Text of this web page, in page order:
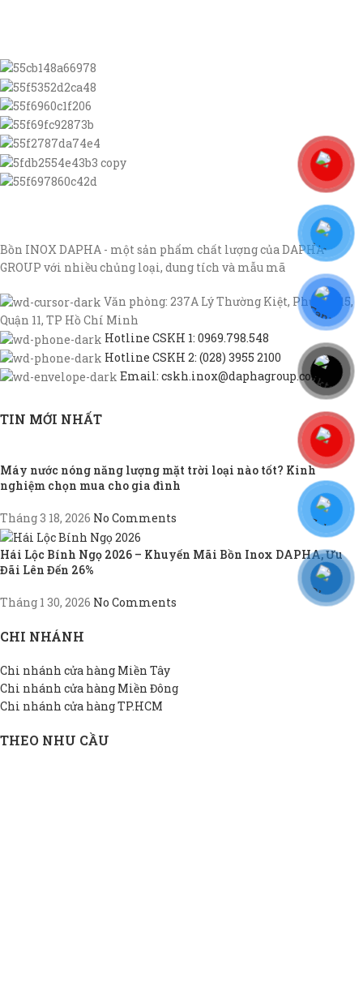
Bồn INOX DAPHA - một sản phẩm chất lượng của DAPHA
GROUP với nhiều chủng loại, dung tích và mẫu mã
Văn phòng: 237A Lý Thường Kiệt, Phường 15,
Quận 11, TP Hồ Chí Minh
Hotline CSKH 1: 0969.798.548
Hotline CSKH 2: (028) 3955 2100
Email: cskh.inox@daphagroup.com
TIN MỚI NHẤT
Máy nước nóng năng lượng mặt trời loại nào tốt? Kinh
nghiệm chọn mua cho gia đình
Tháng 3 18, 2026 No Comments
Hái Lộc Bính Ngọ 2026 – Khuyến Mãi Bồn Inox DAPHA, Ưu
Đãi Lên Đến 26%
Tháng 1 30, 2026 No Comments
CHI NHÁNH
Chi nhánh cửa hàng Miền Tây
Chi nhánh cửa hàng Miền Đông
Chi nhánh cửa hàng TP.HCM
THEO NHU CẦU